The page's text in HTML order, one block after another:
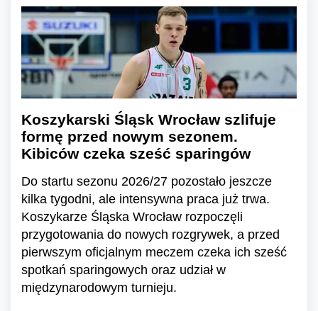
Koszykarski Śląsk Wrocław szlifuje
formę przed nowym sezonem.
Kibiców czeka sześć sparingów
Do startu sezonu 2026/27 pozostało jeszcze
kilka tygodni, ale intensywna praca już trwa.
Koszykarze Śląska Wrocław rozpoczęli
przygotowania do nowych rozgrywek, a przed
pierwszym oficjalnym meczem czeka ich sześć
spotkań sparingowych oraz udział w
międzynarodowym turnieju.